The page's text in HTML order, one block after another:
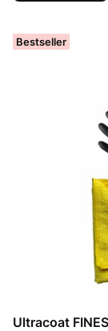
Bestseller
Ultracoat